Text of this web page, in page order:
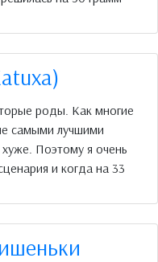
роды. Как многие
самыми лучшими
Поэтому я очень
и когда на 33